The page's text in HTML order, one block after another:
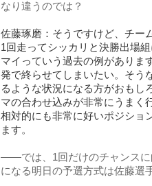
なり違うのでは？
佐藤琢磨：そうですけど、チー
1回走ってシッカリと決勝出場
マイっていう過去の例がありま
発で終らせてしまいたい。そう
るような状況になる方がおもし
マの合わせ込みが非常にうまく
相対的にも非常に好いポジショ
ます。
――では、1回だけのチャンスに
になる明日の予選方式は佐藤選